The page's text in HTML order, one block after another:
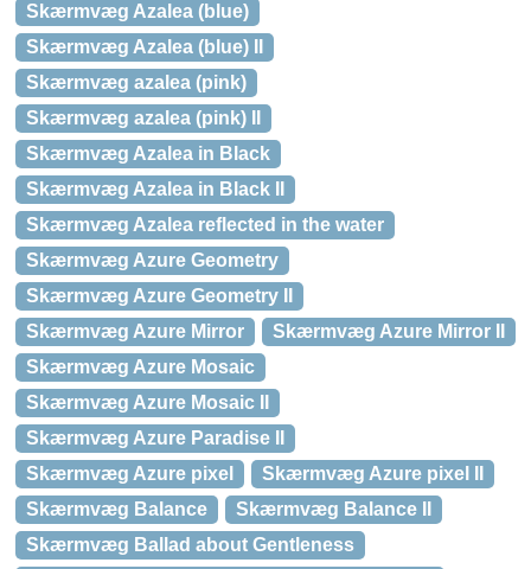
Skærmvæg Azalea (blue)
Skærmvæg Azalea (blue) II
Skærmvæg azalea (pink)
Skærmvæg azalea (pink) II
Skærmvæg Azalea in Black
Skærmvæg Azalea in Black II
Skærmvæg Azalea reflected in the water
Skærmvæg Azure Geometry
Skærmvæg Azure Geometry II
Skærmvæg Azure Mirror
Skærmvæg Azure Mirror II
Skærmvæg Azure Mosaic
Skærmvæg Azure Mosaic II
Skærmvæg Azure Paradise II
Skærmvæg Azure pixel
Skærmvæg Azure pixel II
Skærmvæg Balance
Skærmvæg Balance II
Skærmvæg Ballad about Gentleness